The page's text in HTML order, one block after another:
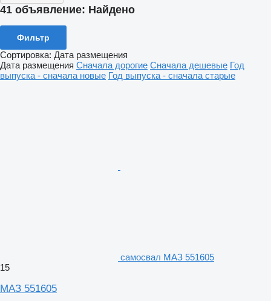
41 объявление: Найдено
Фильтр
Сортировка: Дата размещения
Дата размещения Сначала дорогие Сначала дешевые Год
выпуска - сначала новые Год выпуска - сначала старые
самосвал МАЗ 551605
15
МАЗ 551605